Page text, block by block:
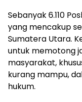
Sebanyak 6.110
yang mencakup
Sumatera Utara.
untuk memotong
masyarakat,
kurang mampu,
hukum.